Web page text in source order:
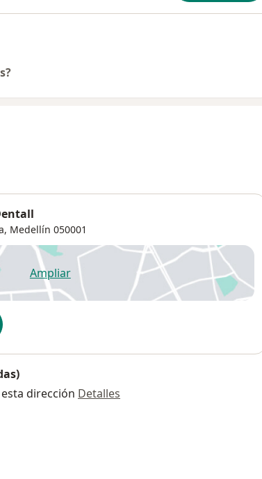
, Medellín 050001
Ampliarse abre en una nueva pestaña
dirección Detalles